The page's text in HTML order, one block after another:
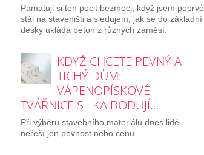
Pamatuji si ten pocit bezmoci, když jsem poprvé
stál na staveništi a sledujem, jak se do základní
desky ukládá beton z různých záměsí.
KDYŽ CHCETE PEVNÝ A
TICHÝ DŮM:
VÁPENOPÍSKOVÉ
TVÁŘNICE SILKA BODUJÍ…
Při výběru stavebního materiálu dnes lidé
neřeší jen pevnost nebo cenu.